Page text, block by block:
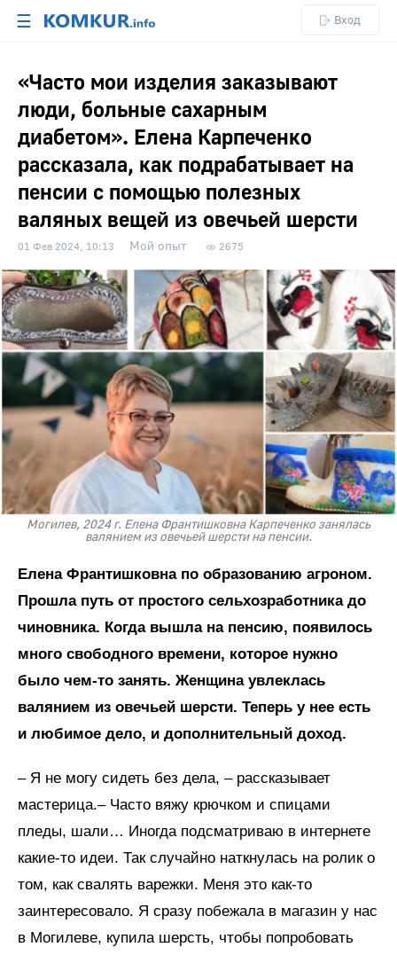
☰ Вход
«Часто мои изделия заказывают
люди, больные сахарным
диабетом». Елена Карпеченко
рассказала, как подрабатывает на
пенсии с помощью полезных
валяных вещей из овечьей шерсти
01 Фев 2024, 10:13 Мой опыт 2675
Могилев, 2024 г. Елена Франтишковна Карпеченко занялась
валянием из овечьей шерсти на пенсии.
Елена Франтишковна по образованию агроном.
Прошла путь от простого сельхозработника до
чиновника. Когда вышла на пенсию, появилось
много свободного времени, которое нужно
было чем-то занять. Женщина увлеклась
валянием из овечьей шерсти. Теперь у нее есть
и любимое дело, и дополнительный доход.
– Я не могу сидеть без дела, – рассказывает
мастерица.– Часто вяжу крючком и спицами
пледы, шали… Иногда подсматриваю в интернете
какие-то идеи. Так случайно наткнулась на ролик о
том, как свалять варежки. Меня это как-то
заинтересовало. Я сразу побежала в магазин у нас
в Могилеве, купила шерсть, чтобы попробовать